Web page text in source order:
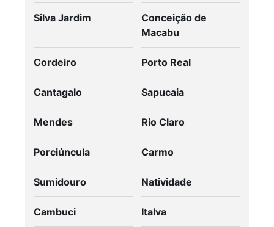
Silva Jardim
Conceição de
Macabu
Cordeiro Porto Real
Cantagalo Sapucaia
Mendes Rio Claro
Porciúncula Carmo
Sumidouro Natividade
Cambuci Italva